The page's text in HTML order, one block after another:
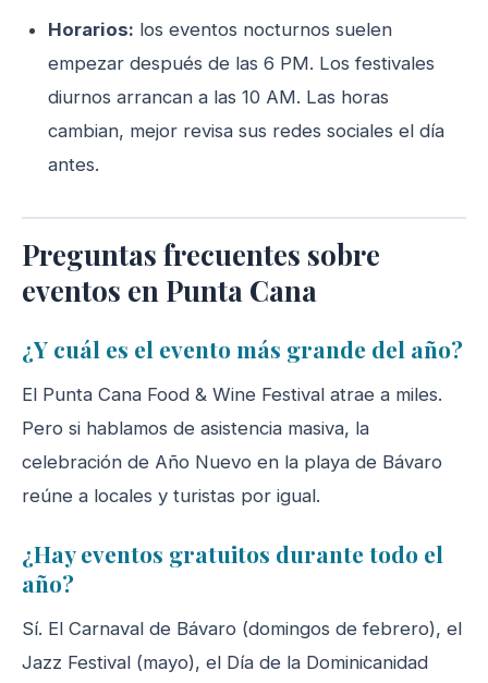
Horarios: los eventos nocturnos suelen
empezar después de las 6 PM. Los festivales
diurnos arrancan a las 10 AM. Las horas
cambian, mejor revisa sus redes sociales el día
antes.
Preguntas frecuentes sobre
eventos en Punta Cana
¿Y cuál es el evento más grande del año?
El Punta Cana Food & Wine Festival atrae a miles.
Pero si hablamos de asistencia masiva, la
celebración de Año Nuevo en la playa de Bávaro
reúne a locales y turistas por igual.
¿Hay eventos gratuitos durante todo el
año?
Sí. El Carnaval de Bávaro (domingos de febrero), el
Jazz Festival (mayo), el Día de la Dominicanidad